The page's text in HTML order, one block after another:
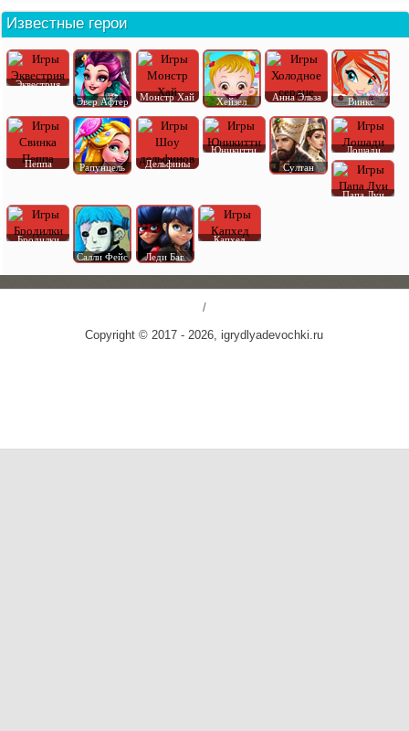
Известные герои
Эквестрия
Эвер Афтер
Монстр Хай Хейзел Анна Эльза Винкс
Пеппа Рапунцель Дельфины
Юникитти
Султан
Лошади
Папа Луи
Бродилки
Салли Фейс
Леди Баг
Капхед
/
Copyright © 2017 - 2026, igrydlyadevochki.ru